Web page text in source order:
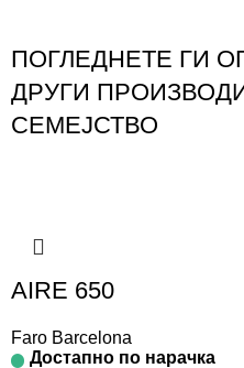
ПОГЛЕДНЕТЕ ГИ
ДРУГИ
СЕМЕЈСТВО
AIRE 650
Faro Barcelona
Достапно по нарачка